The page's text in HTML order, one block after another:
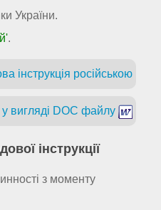
України.
.
інструкція російською
вигляді DOC файлу
інструкції
з моменту